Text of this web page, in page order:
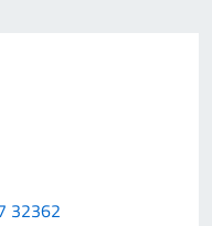
32362